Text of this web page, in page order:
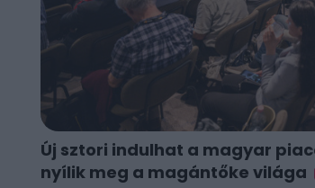
Új sztori indulhat a magyar
nyílik meg a magántőke világa